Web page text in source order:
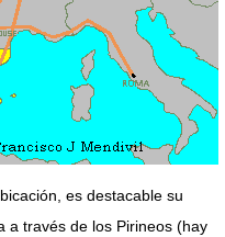
es destacable su
a través de los Pirineos (hay